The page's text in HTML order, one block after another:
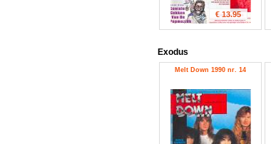
€ 13.95
Exodus
Melt Down 1990 nr. 14